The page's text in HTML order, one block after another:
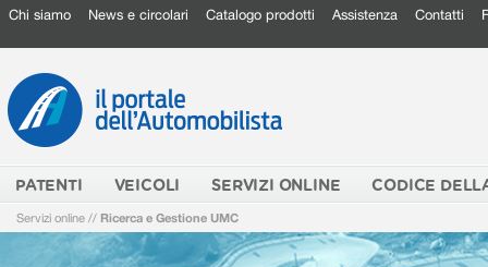
Chi siamo News e circolari Catalogo prodotti Assistenza Contatti
PATENTI VEICOLI SERVIZI ONLINE CODICE
Servizi online // Ricerca e Gestione UMC